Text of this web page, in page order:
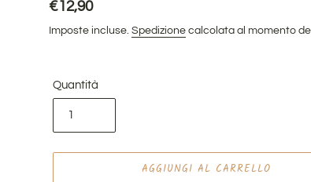
Prezzo
di
€12,90
Imposte incluse. Spedizione calcolata al momento
Quantità
AGGIUNGI AL CARRELLO